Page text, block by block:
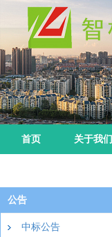
首页 关于我们
公告
中标公告